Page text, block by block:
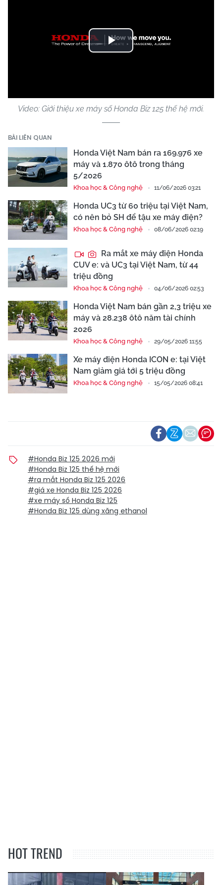
Play
Video: Giới thiệu xe máy số Honda Biz 125 thế hệ mới.
BÀI LIÊN QUAN
Honda Việt Nam bán ra 169.976 xe
máy và 1.870 ôtô trong tháng
5/2026
Khoa học & Công nghệ 11/06/2026 03:21
Honda UC3 từ 60 triệu tại Việt Nam,
có nên bỏ SH để tậu xe máy điện?
Khoa học & Công nghệ 08/06/2026 02:19
Ra mắt xe máy điện Honda
CUV e: và UC3 tại Việt Nam, từ 44
triệu đồng
Khoa học & Công nghệ 04/06/2026 02:53
Honda Việt Nam bán gần 2,3 triệu xe
máy và 28.238 ôtô năm tài chính
2026
Khoa học & Công nghệ 29/05/2026 11:55
Xe máy điện Honda ICON e: tại Việt
Nam giảm giá tới 5 triệu đồng
Khoa học & Công nghệ 15/05/2026 08:41
#Honda Biz 125 2026 mới
#Honda Biz 125 thế hệ mới
#ra mắt Honda Biz 125 2026
#giá xe Honda Biz 125 2026
#xe máy số Honda Biz 125
#Honda Biz 125 dùng xăng ethanol
HOT TREND